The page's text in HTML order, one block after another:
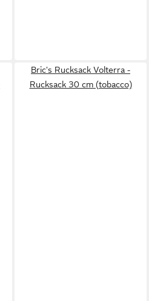
Bric's Rucksack Volterra -
Rucksack 30 cm (tobacco)